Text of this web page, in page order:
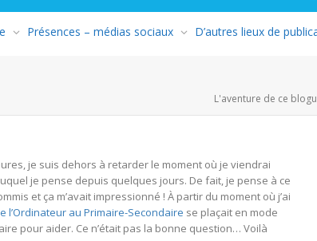
Présences – médias sociaux D’autres lieux de
L'aventure de ce
je suis dehors à retarder le moment où je viendrai
je pense depuis quelques jours. De fait, je pense à ce
et ça m’avait impressionné ! À partir du moment où j’ai
l’Ordinateur au Primaire-Secondaire se plaçait en mode
pour aider. Ce n’était pas la bonne question… Voilà